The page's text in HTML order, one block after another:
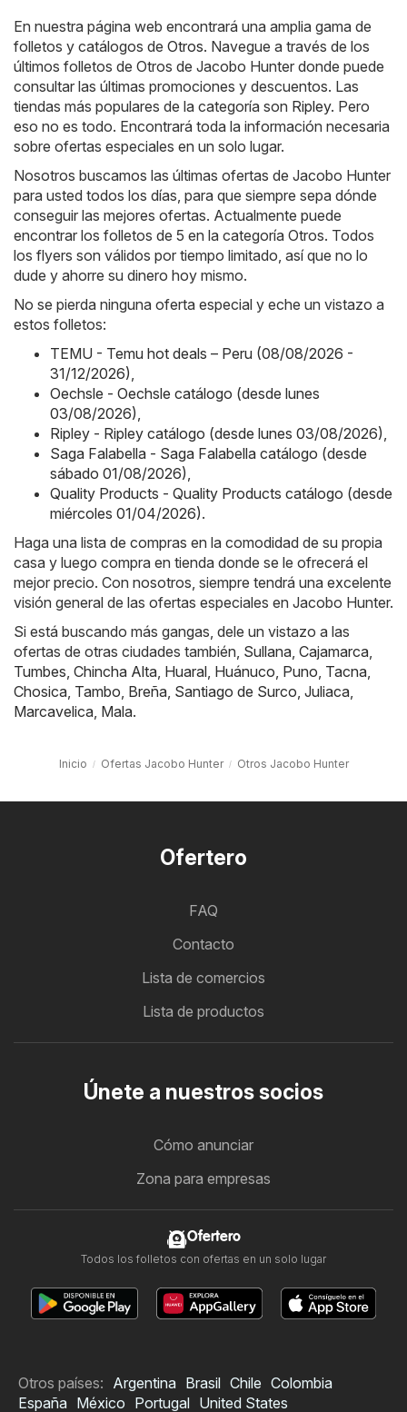
En nuestra página web encontrará una amplia gama de
folletos y catálogos de Otros. Navegue a través de los
últimos folletos de Otros de Jacobo Hunter donde puede
consultar las últimas promociones y descuentos. Las
tiendas más populares de la categoría son Ripley. Pero
eso no es todo. Encontrará toda la información necesaria
sobre ofertas especiales en un solo lugar.
Nosotros buscamos las últimas ofertas de Jacobo Hunter
para usted todos los días, para que siempre sepa dónde
conseguir las mejores ofertas. Actualmente puede
encontrar los folletos de 5 en la categoría Otros. Todos
los flyers son válidos por tiempo limitado, así que no lo
dude y ahorre su dinero hoy mismo.
No se pierda ninguna oferta especial y eche un vistazo a
estos folletos:
TEMU - Temu hot deals – Peru (08/08/2026 -
31/12/2026)
Oechsle - Oechsle catálogo (desde lunes
03/08/2026)
Ripley - Ripley catálogo (desde lunes 03/08/2026)
Saga Falabella - Saga Falabella catálogo (desde
sábado 01/08/2026)
Quality Products - Quality Products catálogo (desde
miércoles 01/04/2026).
Haga una lista de compras en la comodidad de su propia
casa y luego compra en tienda donde se le ofrecerá el
mejor precio. Con nosotros, siempre tendrá una excelente
visión general de las ofertas especiales en Jacobo Hunter.
Si está buscando más gangas, dele un vistazo a las
ofertas de otras ciudades también, Sullana Cajamarca
Tumbes Chincha Alta Huaral Huánuco Puno Tacna
Chosica Tambo Breña Santiago de Surco Juliaca
Marcavelica Mala.
Inicio Ofertas Jacobo Hunter Otros Jacobo Hunter
Ofertero
FAQ
Contacto
Lista de comercios
Lista de productos
Únete a nuestros socios
Cómo anunciar
Zona para empresas
Ofertero
Todos los folletos con ofertas en un solo lugar
Otros países: Argentina Brasil Chile Colombia
España México Portugal United States